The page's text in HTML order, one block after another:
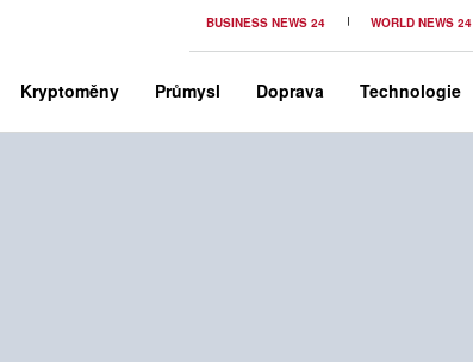
BUSINESS NEWS 24 WORLD NEWS 24
Kryptoměny Průmysl Doprava Technologie